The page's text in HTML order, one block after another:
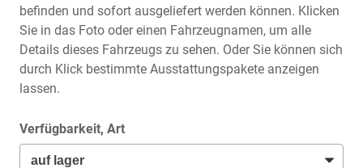
befinden und sofort ausgeliefert werden können. Klicken
Sie in das Foto oder einen Fahrzeugnamen, um alle
Details dieses Fahrzeugs zu sehen. Oder Sie können sich
durch Klick bestimmte Ausstattungspakete anzeigen
lassen.
Verfügbarkeit, Art